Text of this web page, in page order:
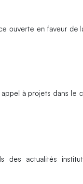
ouverte en faveur de
appel à projets dans le
des actualités